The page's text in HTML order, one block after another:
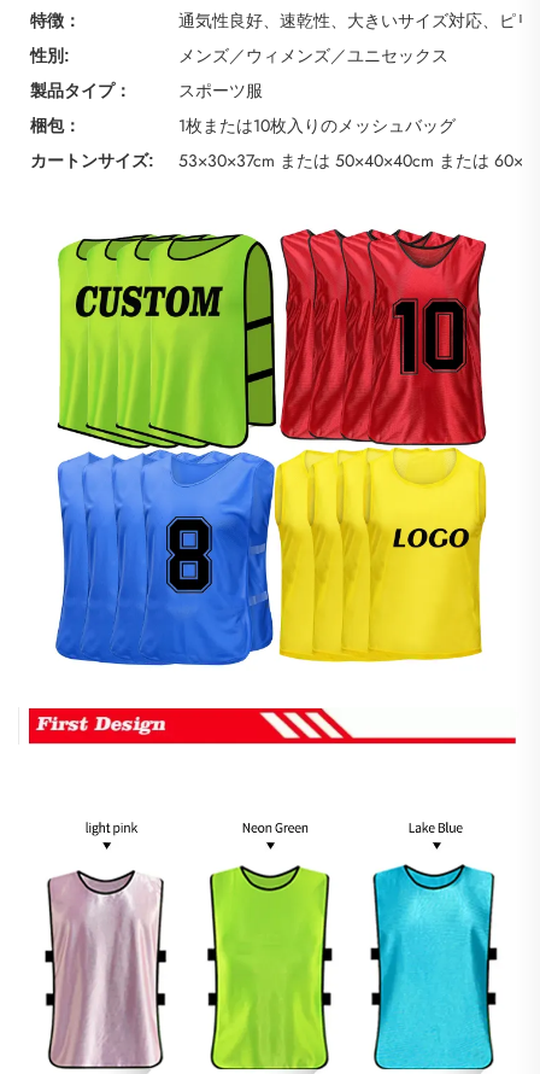
特徴： 通気性良好、速乾性、大きいサイズ対応、ピ
性別: メンズ／ウィメンズ／ユニセックス
製品タイプ： スポーツ服
梱包： 1枚または10枚入りのメッシュバッグ
カートンサイズ: 53×30×37cm または 50×40×40cm または